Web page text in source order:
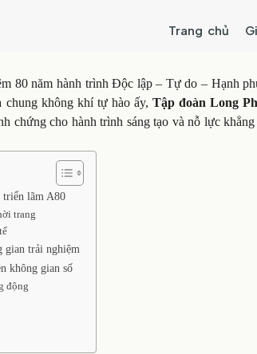
Trang chủ
80 năm hành trình Độc lập – Tự do – Hạnh
chung không khí tự hào ấy, Tập đoàn Long
chứng cho hành trình sáng tạo và nỗ lực
triển lãm A80
trang
gian trải nghiệm
không gian số
động